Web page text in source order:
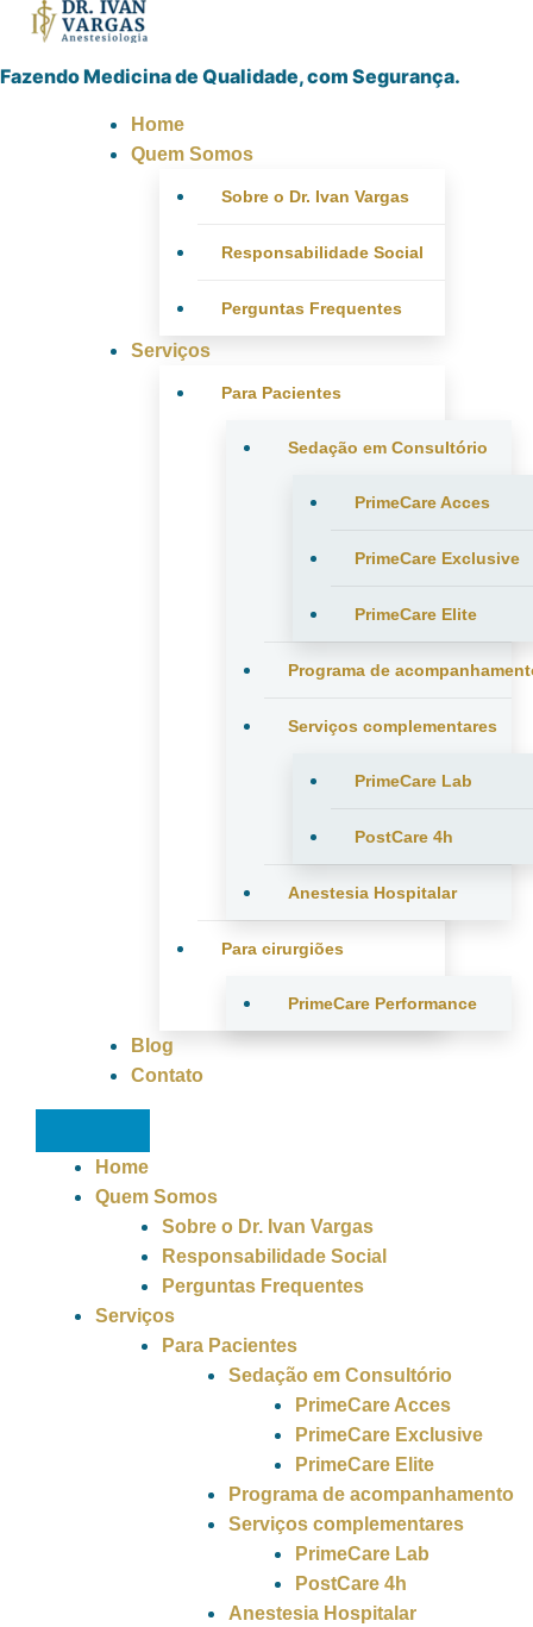
Fazendo Medicina de Qualidade, com Segurança.
Home
Quem Somos
Sobre o Dr. Ivan Vargas
Responsabilidade Social
Perguntas Frequentes
Serviços
Para Pacientes
Sedação em Consultório
PrimeCare Acces
PrimeCare Exclusive
PrimeCare Elite
Programa de
Serviços complementares
PrimeCare Lab
PostCare 4h
Anestesia Hospitalar
Para cirurgiões
PrimeCare Performance
Blog
Contato
Home
Quem Somos
Sobre o Dr. Ivan Vargas
Responsabilidade Social
Perguntas Frequentes
Serviços
Para Pacientes
Sedação em Consultório
PrimeCare Acces
PrimeCare Exclusive
PrimeCare Elite
Programa de acompanhamento
Serviços complementares
PrimeCare Lab
PostCare 4h
Anestesia Hospitalar